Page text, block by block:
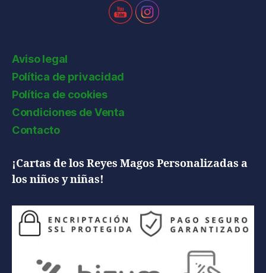
Aviso legal
Política de privacidad
Política de cookies
Condiciones de Venta
Contacto
¡Cartas de los Reyes Magos Personalizadas a
los niños y niñas!